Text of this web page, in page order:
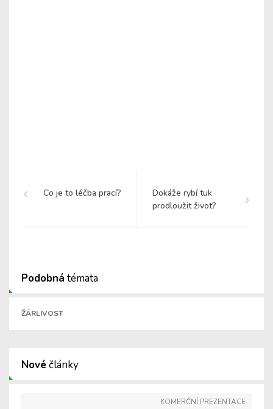
Co je to léčba prací?
Dokáže rybí tuk
prodloužit život?
Podobná témata
ŽÁRLIVOST
Nové články
KOMERČNÍ PREZENTACE